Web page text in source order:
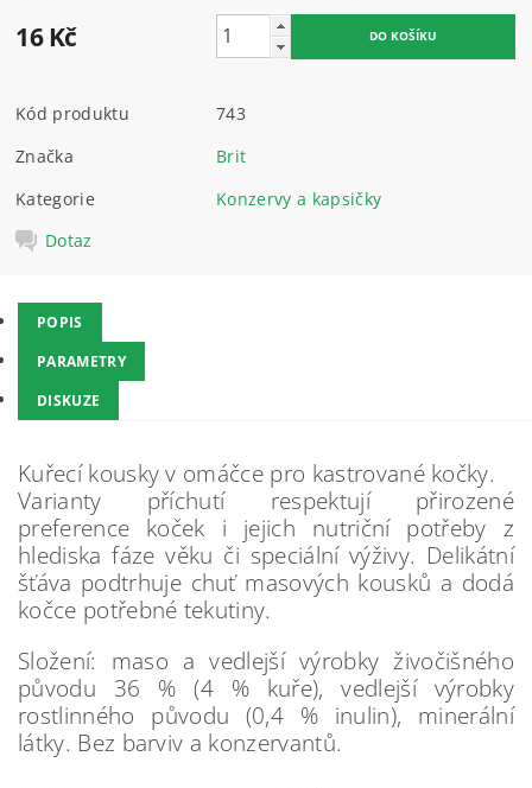
16 Kč
Kód produktu
743
Značka
Brit
Kategorie
Konzervy a kapsičky
Dotaz
POPIS
PARAMETRY
DISKUZE
Kuřecí kousky v omáčce pro kastrované kočky.
Varianty příchutí respektují přirozené
preference koček i jejich nutriční potřeby z
hlediska fáze věku či speciální výživy. Delikátní
šťáva podtrhuje chuť masových kousků a dodá
kočce potřebné tekutiny.
Složení: maso a vedlejší výrobky živočišného
původu 36 % (4 % kuře), vedlejší výrobky
rostlinného původu (0,4 % inulin), minerální
látky. Bez barviv a konzervantů.